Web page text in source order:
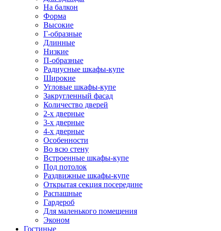
На балкон
Форма
Высокие
Г-образные
Длинные
Низкие
П-образные
Радиусные шкафы-купе
Широкие
Угловые шкафы-купе
Закругленный фасад
Количество дверей
2-х дверные
3-х дверные
4-х дверные
Особенности
Во всю стену
Встроенные шкафы-купе
Под потолок
Раздвижные шкафы-купе
Открытая секция посередине
Распашные
Гардероб
Для маленького помещения
Эконом
Гостиные